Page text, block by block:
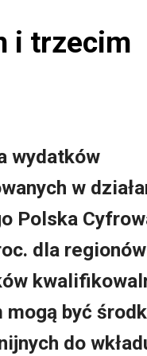
i trzecim
wydatków
w
Polska
dla regionów
mogą być
do